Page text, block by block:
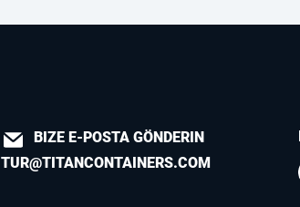
BIZE E-POSTA GÖNDERIN
TUR@TITANCONTAINERS.COM